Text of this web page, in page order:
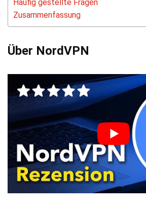
Häufig gestellte Fragen
Zusammenfassung
Über NordVPN